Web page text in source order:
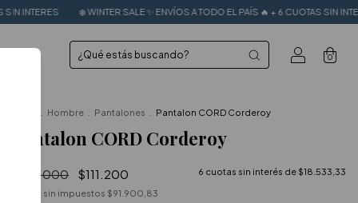
SALE ✨ ENVÍOS A TODO EL PAÍS 🔥 + 6 CUOTAS SIN INTERES ❄️ WINTER
0
Hombre Pantalones Pantalon CORD Corderoy
Pantalon CORD Corderoy
$139.000 $111.200 6 cuotas sin interés de $18.533,33
Precio sin impuestos $91.900,83